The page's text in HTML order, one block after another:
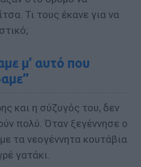
Τι τους έκανε για να
μ’ αυτό που
και η σύζυγός του, δεν
πολύ. Όταν ξεγέννησε ο
τα νεογέννητα κουτάβια
γατάκι.